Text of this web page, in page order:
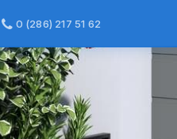
0 (286) 217 51 62
×